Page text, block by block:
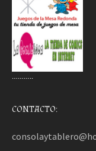
………..
CONTACTO: